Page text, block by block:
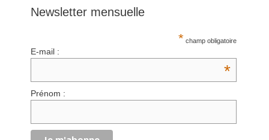
Newsletter mensuelle
* champ obligatoire
E-mail :
*
Prénom :